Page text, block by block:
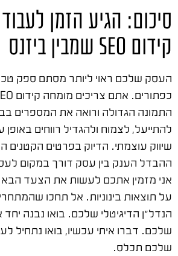
סיכום: הגיע הזמן
קידום SEO שמבין ביזנס
העסק שלכם ראוי ליותר מסתם ספק
התמונה הגדולה ורואה את המספרים
להתייעל, לצמוח ולהגדיל רווחים
שיווק עוצמתי. הדיוק בפרטים
ההבדל הענק בין עסק דורך במקום
אני מזמין אתכם לעשות את הצעד
על תוצאות בינוניות. אל תחכו
הנדל"ן הדיגיטלי שלכם. בואו נבנה יחד
שלכם. דברו איתי עכשיו, בואו נתחיל
שלכם תכלס.